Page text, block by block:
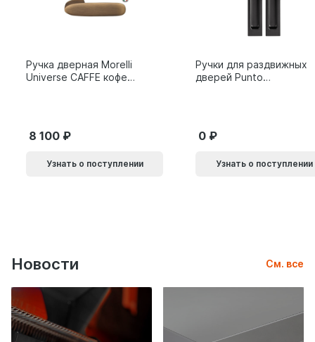
Ручка дверная Morelli
Universe CAFFE кофе
8 100
Узнать о поступлении
Ручки для раздвижных
дверей Punto
0
Узнать о поступлении
Новости См. все